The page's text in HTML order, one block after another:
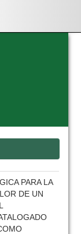
PARA LA
DE UN